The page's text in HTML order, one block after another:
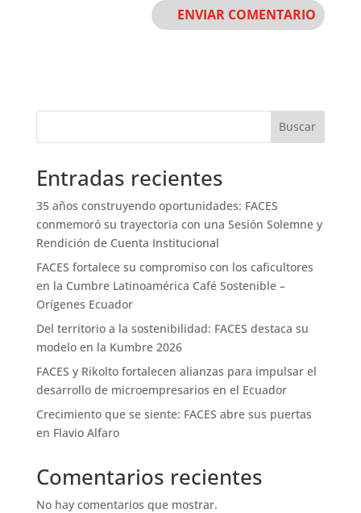
Buscar
Entradas recientes
35 años construyendo oportunidades: FACES
conmemoró su trayectoria con una Sesión Solemne y
Rendición de Cuenta Institucional
FACES fortalece su compromiso con los caficultores
en la Cumbre Latinoamérica Café Sostenible –
Orígenes Ecuador
Del territorio a la sostenibilidad: FACES destaca su
modelo en la Kumbre 2026
FACES y Rikolto fortalecen alianzas para impulsar el
desarrollo de microempresarios en el Ecuador
Crecimiento que se siente: FACES abre sus puertas
en Flavio Alfaro
Comentarios recientes
No hay comentarios que mostrar.